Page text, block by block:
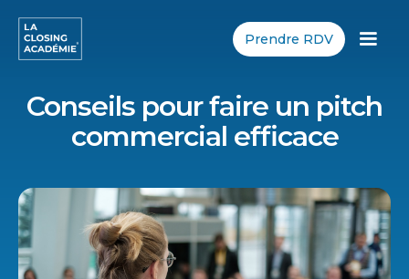
Prendre RDV
Conseils pour faire un pitch
commercial efficace